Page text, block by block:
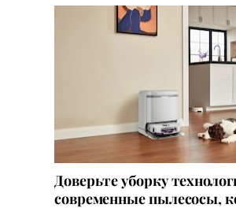
Доверьте уборку
современные пылесосы,